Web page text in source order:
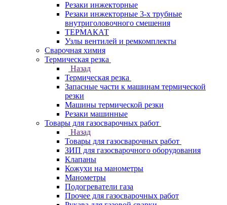
Резаки инжекторные
Резаки инжекторные 3-х трубные
внутриголовочного смешения
ТЕРМАКАТ
Узлы вентилей и ремкомплекты
Сварочная химия
Термическая резка
Назад
Термическая резка
Запасные части к машинам термической
резки
Машины термической резки
Резаки машинные
Товары для газосварочных работ
Назад
Товары для газосварочных работ
ЗИП для газосварочного оборудования
Клапаны
Кожухи на манометры
Манометры
Подогреватели газа
Прочее для газосварочных работ